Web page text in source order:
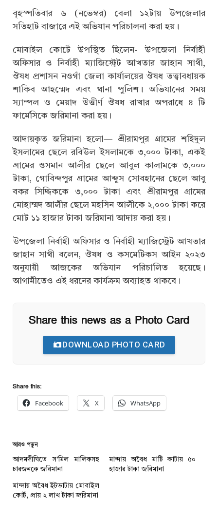
বৃহস্পতিবার ৬ (নভেম্বর) বেলা ১২টায় উপজেলার
সতিহাট বাজারে এই অভিযান পরিচালনা করা হয়।
মোবাইল কোর্টে উপস্থিত ছিলেন- উপজেলা নির্বাহী
অফিসার ও নির্বাহী ম্যাজিস্ট্রেট আখতার জাহান সাথী,
ঔষধ প্রশাসন নওগাঁ জেলা কার্যালয়ের ঔষধ তত্ত্বাবধায়ক
শাকিব আহম্মেদ এবং থানা পুলিশ। অভিযানের সময়
স্যাম্পল ও মেয়াদ উত্তীর্ণ ঔষধ রাখার অপরাধে ৪ টি
ফার্মেসিকে জরিমানা করা হয়।
আদায়কৃত জরিমানা হলো— শ্রীরামপুর গ্রামের শহিদুল
ইসলামের ছেলে রবিউল ইসলামকে ৩,০০০ টাকা, একই
গ্রামের ওসমান আলীর ছেলে আবুল কালামকে ৩,০০০
টাকা, গোবিন্দপুর গ্রামের আব্দুস সোবহানের ছেলে আবু
বকর সিদ্দিককে ৩,০০০ টাকা এবং শ্রীরামপুর গ্রামের
মোহাম্মদ আলীর ছেলে মহসিন আলীকে ২,০০০ টাকা করে
মোট ১১ হাজার টাকা জরিমানা আদায় করা হয়।
উপজেলা নির্বাহী অফিসার ও নির্বাহী ম্যাজিস্ট্রেট আখতার
জাহান সাথী বলেন, ঔষধ ও কসমেটিকস আইন ২০২৩
অনুযায়ী আজকের অভিযান পরিচালিত হয়েছে।
আগামীতেও এই ধরনের কার্যক্রম অব্যাহত থাকবে।
Share this news as a Photo Card
DOWNLOAD PHOTO CARD
Share this:
Facebook X WhatsApp
আরও পড়ুন
আদমদীঘিতে স’মিল মালিকসহ
চারজনকে জরিমানা
মান্দায় অবৈধ মাটি কাটায় ৫০
হাজার টাকা জরিমানা
মান্দায় অবৈধ ইটভাটায় মোবাইল
কোর্ট, প্রায় ২ লাখ টাকা জরিমানা